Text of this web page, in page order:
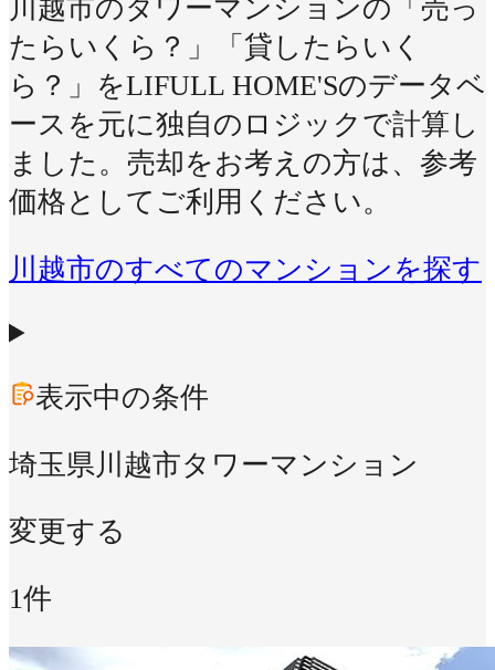
川越市のタワーマンションの「売っ
たらいくら？」「貸したらいく
ら？」をLIFULL HOME'Sのデータベ
ースを元に独自のロジックで計算し
ました。売却をお考えの方は、参考
価格としてご利用ください。
川越市のすべてのマンションを探す
表示中の条件
埼玉県川越市タワーマンション
変更する
1件